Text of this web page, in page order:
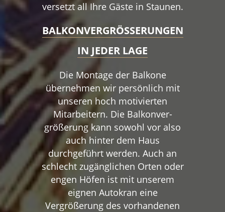
versetzt all Ihre Gäste in Staunen.
BALKON­­VER­­­­GRÖSSER­­UNGEN I
N JEDER LAGE
Die Montage der Balkone
übernehmen wir persönlich mit
unseren hoch motivierten
Mitarbeitern. Die Balkonver­
größerung kann sowohl vor also
auch hinter dem Haus
durchgeführt werden. Auch an
schlecht zugänglichen Orten oder
engen Höfen ist mit unserem
eignen Autokran eine
Vergrößerung des vorhandenen